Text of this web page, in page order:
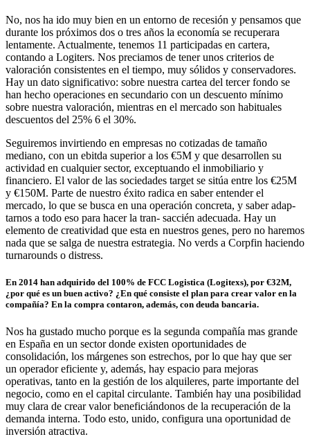
No, nos ha ido muy bien en un entorno de recesión y pensamos que
durante los próximos dos o tres años la economía se recuperara
lentamente. Actualmente, tenemos 11 participadas en cartera,
contando a Logiters. Nos preciamos de tener unos criterios de
valoración consistentes en el tiempo, muy sólidos y conservadores.
Hay un dato significativo: sobre nuestra cartea del tercer fondo se
han hecho operaciones en secundario con un descuento mínimo
sobre nuestra valoración, mientras en el mercado son habituales
descuentos del 25% 6 el 30%.
Seguiremos invirtiendo en empresas no cotizadas de tamaño
mediano, con un ebitda superior a los €5M y que desarrollen su
actividad en cualquier sector, exceptuando el inmobiliario y
financiero. El valor de las sociedades target se sitúa entre los €25M
y €150M. Parte de nuestro éxito radica en saber entender el
mercado, lo que se busca en una operación concreta, y saber adap-
tarnos a todo eso para hacer la tran- saccién adecuada. Hay un
elemento de creatividad que esta en nuestros genes, pero no haremos
nada que se salga de nuestra estrategia. No verds a Corpfin haciendo
turnarounds o distress.
En 2014 han adquirido del 100% de FCC Logistica (Logitexs), por €32M,
¿por qué es un buen activo? ¿En qué consiste el plan para crear valor en la
compañía? En la compra contaron, además, con deuda bancaria.
Nos ha gustado mucho porque es la segunda compañía mas grande
en España en un sector donde existen oportunidades de
consolidación, los márgenes son estrechos, por lo que hay que ser
un operador eficiente y, además, hay espacio para mejoras
operativas, tanto en la gestión de los alquileres, parte importante del
negocio, como en el capital circulante. También hay una posibilidad
muy clara de crear valor beneficiándonos de la recuperación de la
demanda interna. Todo esto, unido, configura una oportunidad de
inversión atractiva.